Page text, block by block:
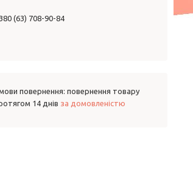
(63) 708-90-84
повернення товару
14 днів за домовленістю